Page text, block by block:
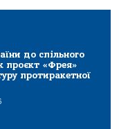
до спільного
проєкт «Фрея»
протиракетної